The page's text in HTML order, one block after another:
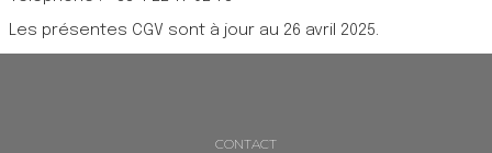
Les présentes CGV sont à jour au 26 avril 2025.
CONTACT